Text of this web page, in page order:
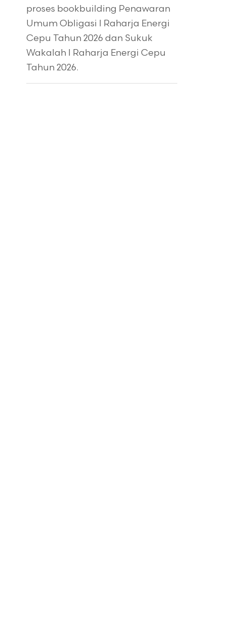
proses bookbuilding Penawaran
Umum Obligasi I Raharja Energi
Cepu Tahun 2026 dan Sukuk
Wakalah I Raharja Energi Cepu
Tahun 2026.